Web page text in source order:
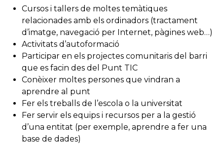
Cursos i tallers de moltes temàtiques
relacionades amb els ordinadors (tractament
d’imatge, navegació per Internet, pàgines web…)
Activitats d’autoformació
Participar en els projectes comunitaris del barri
que es facin des del Punt TIC
Conèixer moltes persones que vindran a
aprendre al punt
Fer els treballs de l’escola o la universitat
Fer servir els equips i recursos per a la gestió
d’una entitat (per exemple, aprendre a fer una
base de dades)